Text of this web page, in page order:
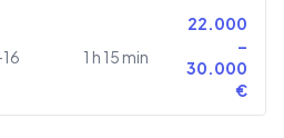
1 h 15 min
22.000
–
30.000
€